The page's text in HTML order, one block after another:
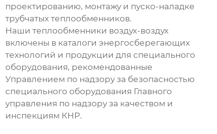
проектированию, монтажу и пуско-наладке
трубчатых теплообменников.
Нашитеплообменники воздух-воздух
включены в каталоги энергосберегающих
технологий и продукции для специального
оборудования, рекомендованные
Управлением по надзору за безопасностью
специального оборудования Главного
управления по надзору за качеством и
инспекциям КНР.